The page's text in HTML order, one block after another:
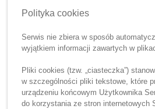
Polityka cookies
Serwis nie zbiera w sposób
wyjątkiem informacji zawartych w
Pliki cookies (tzw. „ciasteczka”)
w szczególności pliki tekstowe, które
urządzeniu końcowym Użytkownika
do korzystania ze stron internetowych